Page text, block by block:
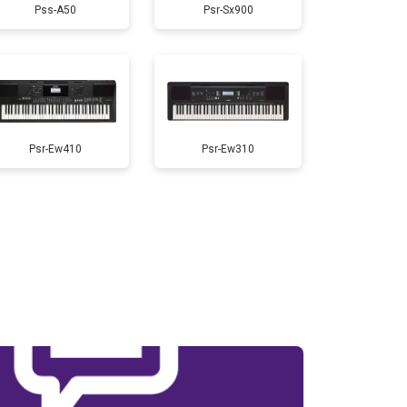
1200 ₽ Заказать
1800 ₽ Заказать
1500 ₽ Заказать
Pss-A50 Psr-Sx900
Psr-Ew410 Psr-Ew310